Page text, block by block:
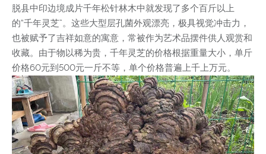
脱县中印边境成片千年松针林木中就发现了多个百斤以上
的“千年灵芝”。这些大型层孔菌外观漂亮，极具视觉冲击力，
也被赋予了吉祥如意的寓意，常被作为艺术品摆件供人观赏和
收藏。由于物以稀为贵，千年灵芝的价格根据重量大小，单斤
价格60元到500元一斤不等，单个价格普遍上千上万元。